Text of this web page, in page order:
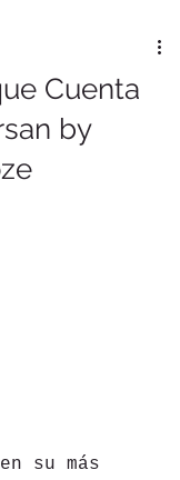
Cuenta
by
su más